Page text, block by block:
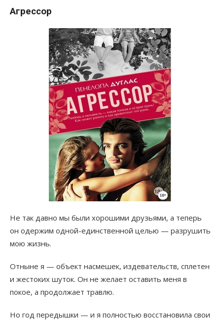
Агрессор
Не так давно мы были хорошими друзьями, а теперь
он одержим одной-единственной целью — разрушить
мою жизнь.
Отныне я — объект насмешек, издевательств, сплетен
и жестоких шуток. Он не желает оставить меня в
покое, а продолжает травлю.
Но год передышки — и я полностью восстановила свои